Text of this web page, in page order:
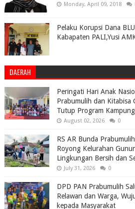
Monday, April 09, 2018
Pelaku Korupsi Dana
Kabapaten PALI,Yusi
DAERAH
Peringati Hari Anak
Prabumulih dan Kitabisa
Tutup Program
August 02, 2026 0
RS AR Bunda
Royong Kelurahan
Lingkungan Bersih dan
July 31, 2026 0
DPD PAN Prabumulih
Relawan dan Warga,
kepada Masyarakat